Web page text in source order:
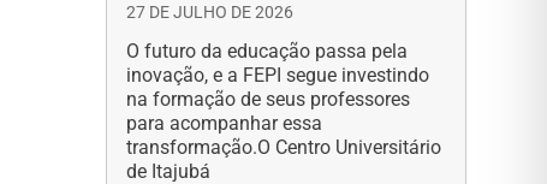
27 DE JULHO DE 2026
O futuro da educação passa pela
inovação, e a FEPI segue investindo
na formação de seus professores
para acompanhar essa
transformação.O Centro Universitário
de Itajubá